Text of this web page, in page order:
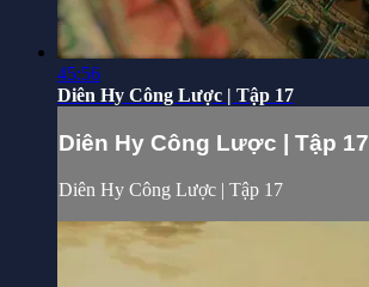
45:56
Diên Hy Công Lược | Tập 17
Diên Hy Công Lược | Tập 17
Diên Hy Công Lược | Tập 17